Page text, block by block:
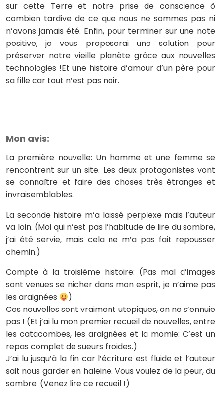
sur cette Terre et notre prise de conscience ô
combien tardive de ce que nous ne sommes pas ni
n’avons jamais été. Enfin, pour terminer sur une note
positive, je vous proposerai une solution pour
préserver notre vieille planète grâce aux nouvelles
technologies !Et une histoire d’amour d’un père pour
sa fille car tout n’est pas noir.
Mon avis:
La première nouvelle: Un homme et une femme se
rencontrent sur un site. Les deux protagonistes vont
se connaître et faire des choses très étranges et
invraisemblables.
La seconde histoire m’a laissé perplexe mais l’auteur
va loin. (Moi qui n’est pas l’habitude de lire du sombre,
j’ai été servie, mais cela ne m’a pas fait repousser
chemin.)
Compte à la troisième histoire: (Pas mal d’images
sont venues se nicher dans mon esprit, je n’aime pas
les araignées
)
Ces nouvelles sont vraiment utopiques, on ne s’ennuie
pas ! (Et j’ai lu mon premier recueil de nouvelles, entre
les catacombes, les araignées et la momie: C’est un
repas complet de sueurs froides.)
J’ai lu jusqu’à la fin car l’écriture est fluide et l’auteur
sait nous garder en haleine. Vous voulez de la peur, du
sombre. (Venez lire ce recueil !)